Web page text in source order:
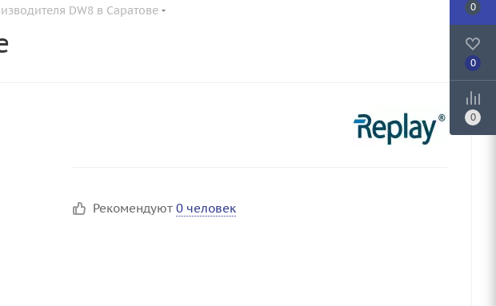
DW8 в Саратове
Рекомендуют 0 человек
0
0
0